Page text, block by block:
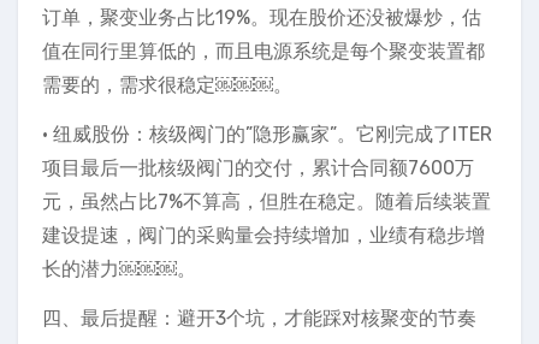
订单，聚变业务占比19%。现在股价还没被爆炒，估
值在同行里算低的，而且电源系统是每个聚变装置都
需要的，需求很稳定￼￼￼。
• 纽威股份：核级阀门的”隐形赢家”。它刚完成了ITER
项目最后一批核级阀门的交付，累计合同额7600万
元，虽然占比7%不算高，但胜在稳定。随着后续装置
建设提速，阀门的采购量会持续增加，业绩有稳步增
长的潜力￼￼￼。
四、最后提醒：避开3个坑，才能踩对核聚变的节奏